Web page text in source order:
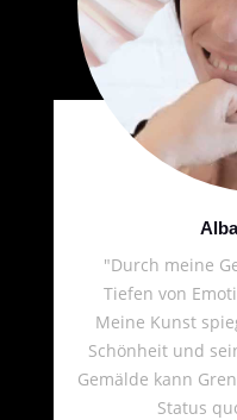
"Durch meine
Tiefen von
Meine Kunst
Schönheit und
Gemälde kann
Status